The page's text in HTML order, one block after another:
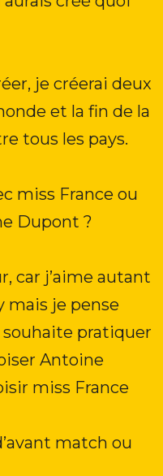
je créerai deux
et la fin de la
tous les pays.
miss France ou
Dupont ?
car j’aime autant
mais je pense
souhaite pratiquer
Antoine
miss France
match ou